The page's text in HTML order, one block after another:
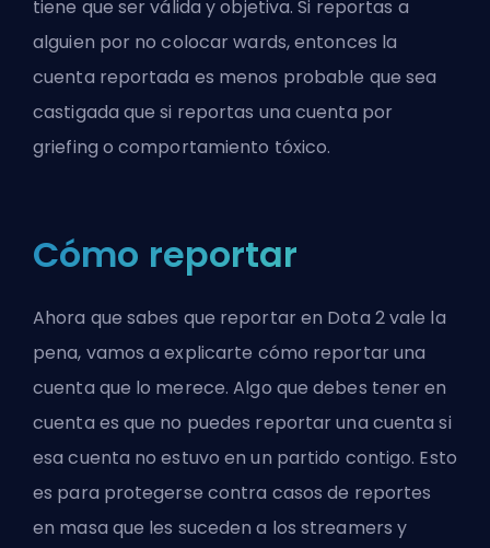
tiene que ser válida y objetiva. Si reportas a
alguien por no colocar wards, entonces la
cuenta reportada es menos probable que sea
castigada que si reportas una cuenta por
griefing o comportamiento tóxico.
Cómo reportar
Ahora que sabes que reportar en Dota 2 vale la
pena, vamos a explicarte cómo reportar una
cuenta que lo merece. Algo que debes tener en
cuenta es que no puedes reportar una cuenta si
esa cuenta no estuvo en un partido contigo. Esto
es para protegerse contra casos de reportes
en masa que les suceden a los streamers y